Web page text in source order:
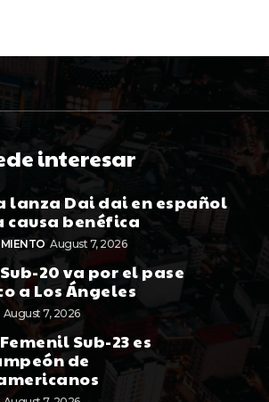
interesar
lanza Dai dai en español
causa benéfica
August 7, 2026
20 va por el pase
a Los Ángeles
August 7, 2026
Sub-23 es
de